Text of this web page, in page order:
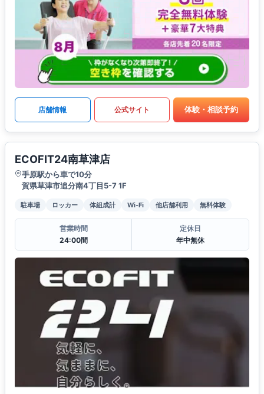
店舗情報 公式サイト 体験・相談予約
ECOFIT24南草津店
手原駅から車で10分
賀県草津市追分南4丁目5-7 1F
駐車場 ロッカー 体組成計 Wi-Fi 他店舗利用 無料体験
営業時間
24:00間
定休日
年中無休